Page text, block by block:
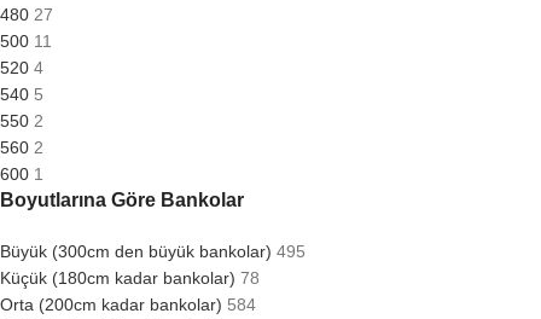
480 27
500 11
520 4
540 5
550 2
560 2
600 1
Boyutlarına Göre Bankolar
Büyük (300cm den büyük bankolar) 495
Küçük (180cm kadar bankolar) 78
Orta (200cm kadar bankolar) 584